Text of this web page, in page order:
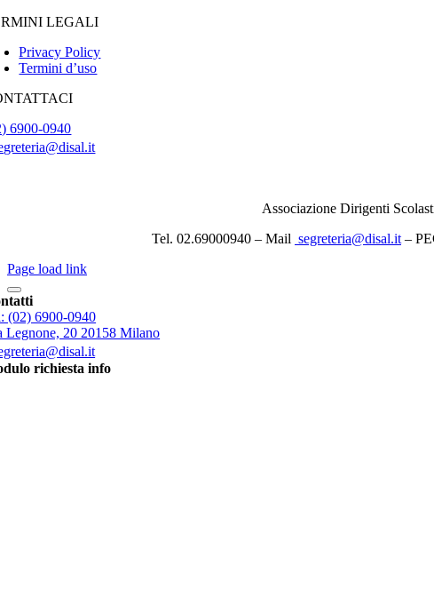
LEGALI
Privacy Policy
Termini d’uso
6900-0940
Associazione Dirigenti
Tel. 02.69000940 – Mail segreteria@disal.it –
Page load link
(02) 6900-0940
Legnone, 20 20158 Milano
richiesta info
Torna
in
cima